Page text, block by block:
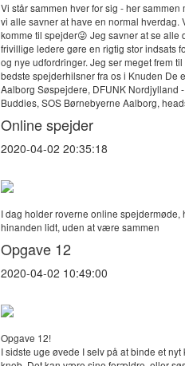
Vi står sammen hver for sig - her
vi alle savner at have en normal
komme til spejder😜 Jeg savner at se
frivillige ledere gøre en rigtig stor indsats
og nye udfordringer. Jeg ser meget frem
bedste spejderhilsner fra os i Knuden De
Aalborg Søspejdere, DFUNK
Buddies, SOS Børnebyerne Aalborg,
Online spejder
2020-04-02 20:35:18
I dag holder roverne online
hinanden lidt, uden at være sammen
Opgave 12
2020-04-02 10:49:00
Opgave 12!
I sidste uge øvede I selv på at binde et